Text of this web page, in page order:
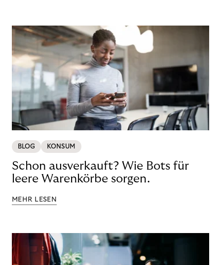
BLOG KONSUM
Schon ausverkauft? Wie Bots für
leere Warenkörbe sorgen.
MEHR LESEN